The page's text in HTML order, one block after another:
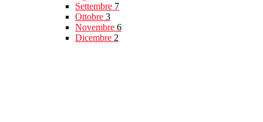
Settembre 7
Ottobre 3
Novembre 6
Dicembre 2